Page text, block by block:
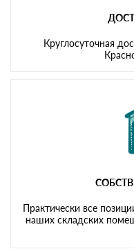
Круглосуточная
Практически все
наших складских